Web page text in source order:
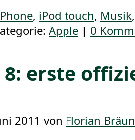
, iPod touch, Musik
Apple | 0
8: erste
2011 von Florian